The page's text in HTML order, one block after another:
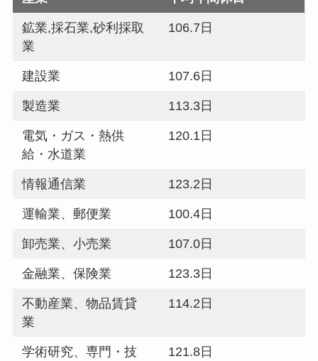
鉱業,採石業,砂利採取
業
106.7日
建設業 107.6日
製造業 113.3日
電気・ガス・熱供
給・水道業
120.1日
情報通信業 123.2日
運輸業、郵便業 100.4日
卸売業、小売業 107.0日
金融業、保険業 123.3日
不動産業、物品賃貸
業
114.2日
学術研究、専門・技
121.8日